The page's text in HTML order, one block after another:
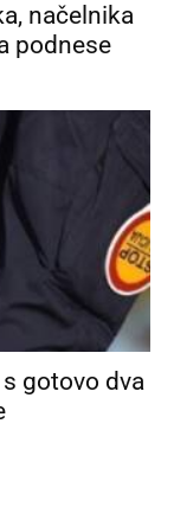
načelnika
podnese
s gotovo dva